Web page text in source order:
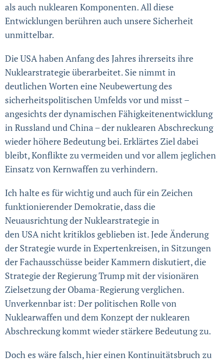
als auch nuklearen Komponenten. All diese
Entwicklungen be­rühren auch unsere Sicherheit
unmittelbar.
Die USA haben Anfang des Jahres ihrerseits ihre
Nuklear­strategie überarbeitet. Sie nimmt in
deutlichen Worten eine Neubewertung des
sicherheitspolitischen Umfelds vor und misst –
angesichts der dynamischen Fähigkeiten­entwick­lung
in Russland und China – der nuklearen Abschreckung
wieder höhere Bedeutung bei. Erklärtes Ziel dabei
bleibt, Konflikte zu vermeiden und vor allem jeglichen
Einsatz von Kernwaffen zu verhindern.
Ich halte es für wichtig und auch für ein Zeichen
funktionie­render Demokratie, dass die
Neuausrichtung der Nuklear­strategie in
den USA nicht kritiklos geblieben ist. Jede Änderung
der Strategie wurde in Expertenkreisen, in Sitzungen
der Fachausschüsse beider Kammern diskutiert, die
Strategie der Regierung Trump mit der visionären
Zielsetzung der Obama-Regierung verglichen.
Unverkenn­bar ist: Der politischen Rolle von
Nuklearwaffen und dem Konzept der nuklearen
Abschreckung kommt wieder stärkere Bedeutung zu.
Doch es wäre falsch, hier einen Kontinuitätsbruch zu